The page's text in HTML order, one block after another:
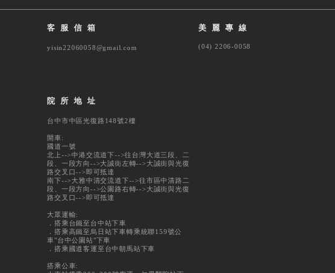
客服信箱
yisin22060058@gmail.com
院所地址
台中市中區光復路148號2樓
開車:
國道一號
北上-->中港交流道下-->往台灣大道三段、二
段、一段方向-->大誠街左轉-->大誠街與光復
路交叉口-->即可抵達
南下-->大雅中清交流道下-->往市區中清路二
段、一段方向-->公園路右轉-->大誠街與光復
路交叉口-->即可抵達
大眾運輸:
．搭乘台鐵至台中站下車
．搭乘高鐵至烏日站下車轉乘統聯159號公
車"台中公園站"下車
．搭乘國道客運至台中朝馬站下車
搭乘公車:
美麗專線
(04) 2206-0058